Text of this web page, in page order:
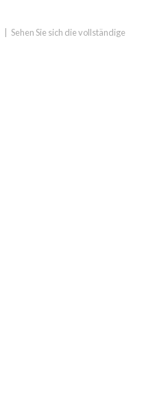
Sehen Sie sich die vollständige